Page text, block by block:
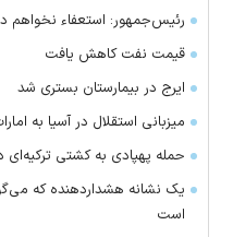
رئیس‌جمهور: استعفاء نخواهم
قیمت نفت کاهش یافت
ایرج در بیمارستان بستری شد
میزبانی استقلال در آسیا به
حمله پهپادی به کشتی ترکیه‌ای
یک نشانه هشداردهنده که
است